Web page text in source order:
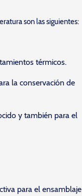
son las siguientes:
térmicos.
la conservación de
y también para el
para el ensamblaje